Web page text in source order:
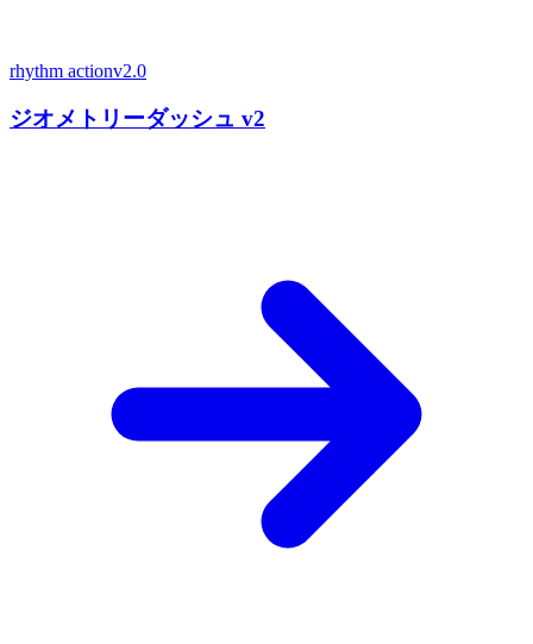
rhythm actionv2.0
ジオメトリーダッシュ v2